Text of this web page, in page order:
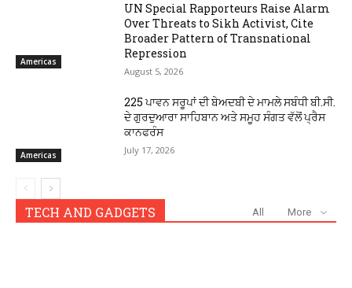
Americas
UN Special Rapporteurs Raise Alarm
Over Threats to Sikh Activist, Cite
Broader Pattern of Transnational
Repression
August 5, 2026
Americas
225 ਪਾਵਨ ਸਰੂਪਾਂ ਦੀ ਬੇਅਦਬੀ ਦੇ ਮਾਮਲੇ ਸਬੰਧੀ ਬੀ.ਸੀ.
ਦੇ ਗੁਰਦੁਆਰਾ ਸਾਹਿਬਾਨ ਅਤੇ ਸਮੂਹ ਸੰਗਤ ਵੱਲੋਂ ਪ੍ਰੈਸ
ਕਾਨਫਰੰਸ
July 17, 2026
TECH AND GADGETS All More